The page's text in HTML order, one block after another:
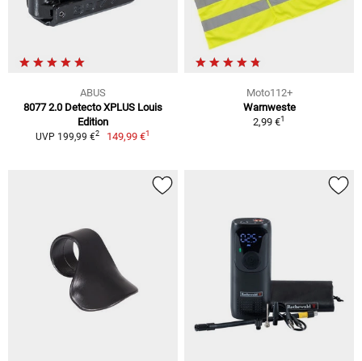
ABUS
8077 2.0 Detecto XPLUS Louis
Edition
UVP 199,99 €2 149,99 €1
Moto112+
Warnweste
2,99 €1